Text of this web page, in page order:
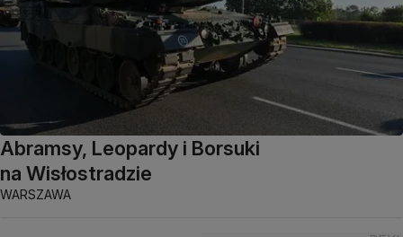
Abramsy, Leopardy i Borsuki
na Wisłostradzie
WARSZAWA